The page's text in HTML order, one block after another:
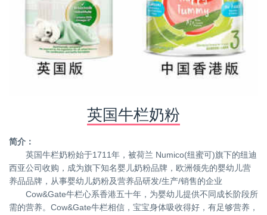
英国牛栏奶粉
简介：
英国牛栏奶粉始于1711年，被荷兰 Numico(纽蜜可)旗下的纽迪
西亚公司收购，成为旗下知名婴儿奶粉品牌，欧洲领先的婴幼儿营
养品品牌，从事婴幼儿奶粉及营养品研发/生产/销售的企业
Cow&Gate牛栏心系香港五十年，为婴幼儿提供不同成长阶段所
需的营养。Cow&Gate牛栏相信，宝宝身体吸收得好，有足够营养，